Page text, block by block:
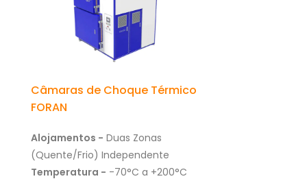
Câmaras de Choque Térmico
FORAN
Alojamentos - Duas Zonas
(Quente/Frio) Independente
Temperatura - -70°C a +200°C